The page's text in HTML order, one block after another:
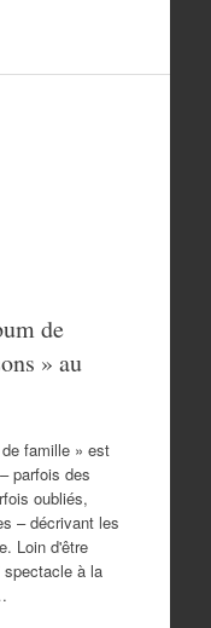
de
» au
famille » est
parfois des
oubliés,
– décrivant les
Loin d'être
à la